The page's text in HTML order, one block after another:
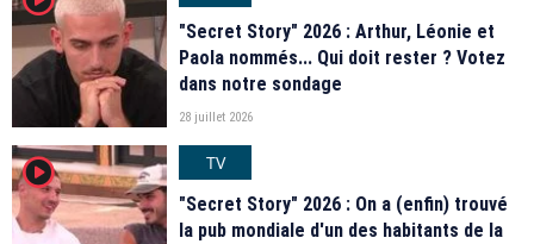
"Secret Story" 2026 : Arthur, Léonie et
Paola nommés... Qui doit rester ? Votez
dans notre sondage
28 juillet 2026
player2
TV
"Secret Story" 2026 : On a (enfin) trouvé
la pub mondiale d'un des habitants de la